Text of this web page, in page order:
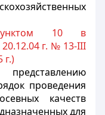
10 в
г. № 13-III
г.)
проведения
качеств
для